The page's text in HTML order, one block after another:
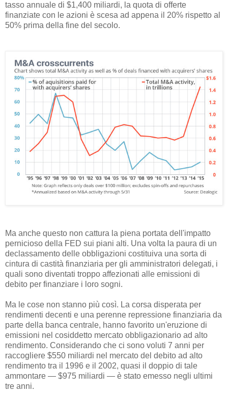
tasso annuale di $1,400 miliardi, la quota di offerte
finanziate con le azioni è scesa ad appena il 20% rispetto al
50% prima della fine del secolo.
Ma anche questo non cattura la piena portata dell'impatto
pernicioso della FED sui piani alti. Una volta la paura di un
declassamento delle obbligazioni costituiva una sorta di
cintura di castità finanziaria per gli amministratori delegati, i
quali sono diventati troppo affezionati alle emissioni di
debito per finanziare i loro sogni.
Ma le cose non stanno più così. La corsa disperata per
rendimenti decenti e una perenne repressione finanziaria da
parte della banca centrale, hanno favorito un'eruzione di
emissioni nel cosiddetto mercato obbligazionario ad alto
rendimento. Considerando che ci sono voluti 7 anni per
raccogliere $550 miliardi nel mercato del debito ad alto
rendimento tra il 1996 e il 2002, quasi il doppio di tale
ammontare — $975 miliardi — è stato emesso negli ultimi
tre anni.